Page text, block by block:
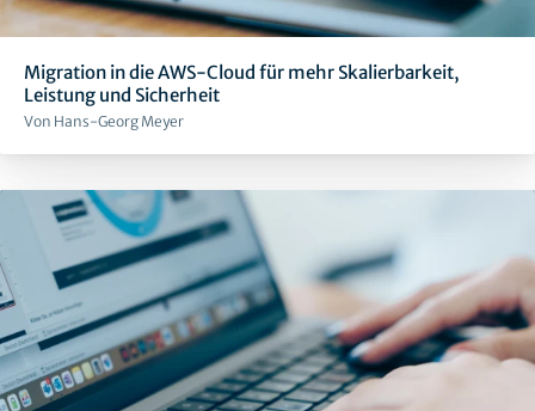
Migration in die AWS-Cloud für mehr Skalierbarkeit,
Leistung und Sicherheit
Von Hans-Georg Meyer